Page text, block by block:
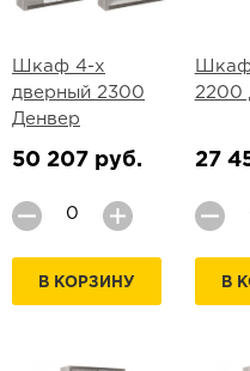
Шкаф 4-х
дверный 2300
Денвер
50 207 руб.
В КОРЗИНУ
2200
27
В